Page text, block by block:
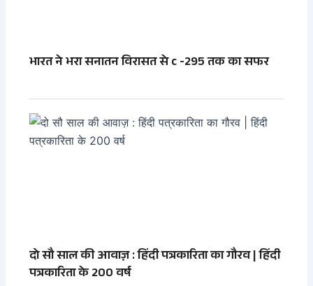
भारत ने भरा सनातन विरासत से c -295 तक का सफर
दो सौ साल की आवाज़ : हिंदी पत्रकारिता का गौरव | हिंदी
पत्रकारिता के 200 वर्ष